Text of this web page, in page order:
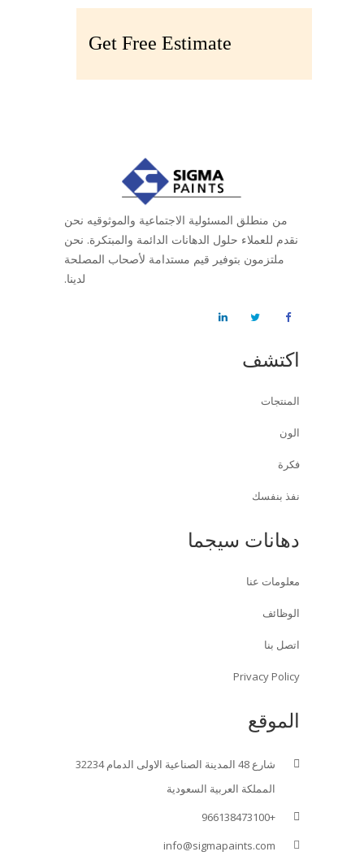
Get Free Estimate
من منطلق المسئولية الاجتماعية والموثوقيه نحن
نقدم للعملاء حلول الدهانات الدائمة والمبتكرة. نحن
ملتزمون بتوفير قيم مستدامة لأصحاب المصلحة
لدينا.
اكتشف
المنتجات
الون
فكرة
نفذ بنفسك
دهانات سيجما
معلومات عنا
الوظائف
اتصل بنا
Privacy Policy
الموقع
شارع 48 المدينة الصناعية الاولى الدمام 32234
المملكة العربية السعودية
+966138473100
info@sigmapaints.com